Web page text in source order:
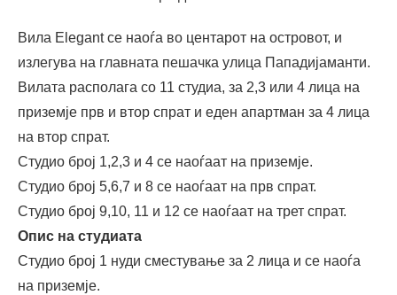
Вила Elegant се наоѓа во центарот на островот, и
излегува на главната пешачка улица Пападијаманти.
Вилата располага со 11 студиа, за 2,3 или 4 лица на
приземје прв и втор спрат и еден апартман за 4 лица
на втор спрат.
Студио број 1,2,3 и 4 се наоѓаат на приземје.
Студио број 5,6,7 и 8 се наоѓаат на прв спрат.
Студио број 9,10, 11 и 12 се наоѓаат на трет спрат.
Опис на студиата
Студио број 1 нуди сместување за 2 лица и се наоѓа
на приземје.